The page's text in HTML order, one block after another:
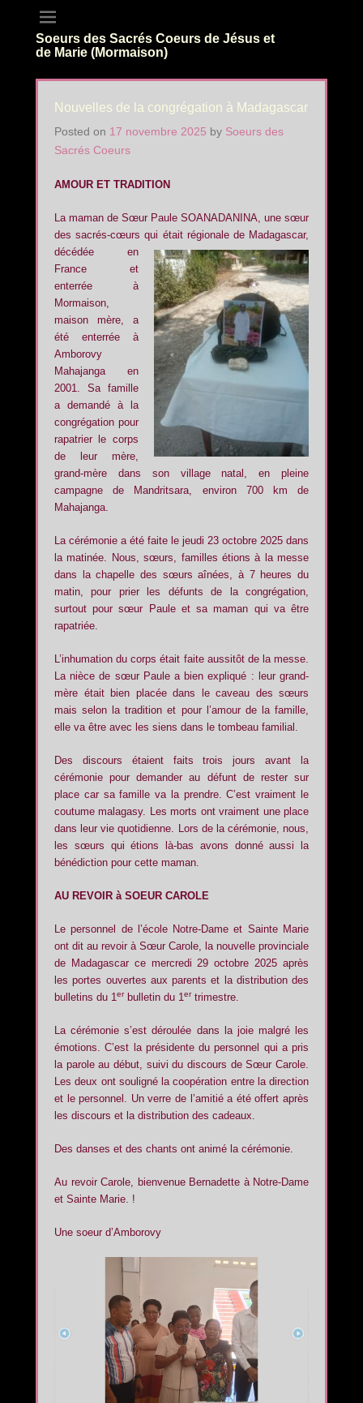
Soeurs des Sacrés Coeurs de Jésus et
de Marie (Mormaison)
Nouvelles de la congrégation à Madagascar
Posted on 17 novembre 2025 by Soeurs des
Sacrés Coeurs
AMOUR ET TRADITION
La maman de Sœur Paule SOANADANINA, une sœur
des sacrés-cœursqui était régionale de Madagascar,
décédée en
France et
enterrée à
Mormaison,
maison mère, a
été enterrée à
Amborovy
Mahajanga en
2001. Sa famille
a demandé à la
congrégation pour
rapatrier le corps
de leur mère,
grand-mère dans son village natal, en pleine
campagne de Mandritsara, environ 700 km de
Mahajanga.
La cérémonie a été faite le jeudi 23 octobre 2025 dans
la matinée. Nous, sœurs, familles étions à la messe
dans la chapelle des sœurs aînées, à 7 heures du
matin, pour prier les défunts de la congrégation,
surtout pour sœur Paule et sa maman qui va être
rapatriée.
L’inhumation du corps était faite aussitôt de la messe.
La nièce de sœur Paule a bien expliqué : leur grand-
mère était bien placée dans le caveau des sœurs
mais selon la tradition et pour l’amour de la famille,
elle va être avec les siens dans le tombeau familial.
Des discours étaient faits trois jours avant la
cérémonie pour demander au défunt de rester sur
place car sa famille va la prendre. C’est vraiment le
coutume malagasy. Les morts ont vraiment une place
dans leur vie quotidienne. Lors de la cérémonie, nous,
les sœurs qui étions là-bas avons donné aussi la
bénédiction pour cette maman.
AU REVOIR à SOEUR CAROLE
Le personnel de l’école Notre-Dame et Sainte Marie
ont dit au revoir à Sœur Carole, la nouvelle provinciale
de Madagascar ce mercredi 29 octobre 2025 après
les portes ouvertes aux parents et la distribution des
bulletins du 1erbulletin du 1ertrimestre.
La cérémonie s’est déroulée dans la joie malgré les
émotions. C’est la présidente du personnel qui a pris
la parole au début, suivi du discours de Sœur Carole.
Les deux ont souligné la coopération entre la direction
et le personnel. Un verre de l’amitié a été offert après
les discours et la distribution des cadeaux.
Des danses et des chants ont animé la cérémonie.
Au revoir Carole, bienvenue Bernadette à Notre-Dame
et Sainte Marie. !
Une soeur d’Amborovy